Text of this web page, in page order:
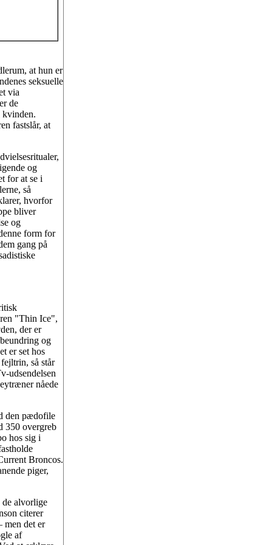
at hun er
seksuelle
via
de
kvinden.
fastslår, at
og
for at se i
så
hvorfor
bliver
og
form for
gang på
"Thin Ice",
der er
og
er set hos
så står
udsendelsen
nåede
den pædofile
350 overgreb
hos sig i
Broncos.
piger,
de alvorlige
citerer
men det er
af